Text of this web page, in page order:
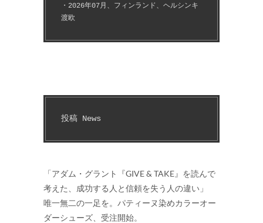
・2026年07月、フィンランド、ヘルシンキ
渡欧
投稿 News
「アダム・グラント『GIVE & TAKE』を読んで
考えた、成功する人と信頼を失う人の違い」
唯一無二の一足を。パティーヌ染めカラーオー
ダーシューズ、受注開始。